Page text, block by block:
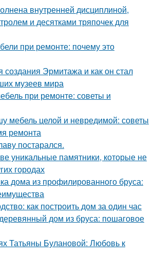
внутренней дисциплиной,
и десятками тряпочек для
при ремонте: почему это
создания Эрмитажа и как он стал
музеев мира
при ремонте: советы и
мебель целой и невредимой: советы
ремонта
постарался.
уникальные памятники, которые не
городах
дома из профилированного бруса:
как построить дом за один час
дом из бруса: пошаговое
Татьяны Булановой: Любовь к